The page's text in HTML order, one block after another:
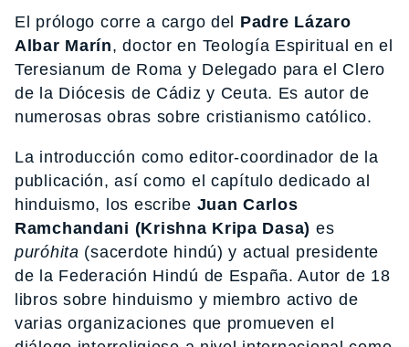
El prólogo corre a cargo del Padre Lázaro
Albar Marín, doctor en Teología Espiritual en el
Teresianum de Roma y Delegado para el Clero
de la Diócesis de Cádiz y Ceuta. Es autor de
numerosas obras sobre cristianismo católico.
La introducción como editor-coordinador de la
publicación, así como el capítulo dedicado al
hinduismo, los escribe Juan Carlos
Ramchandani (Krishna Kripa Dasa) es
puróhita (sacerdote hindú) y actual presidente
de la Federación Hindú de España. Autor de 18
libros sobre hinduismo y miembro activo de
varias organizaciones que promueven el